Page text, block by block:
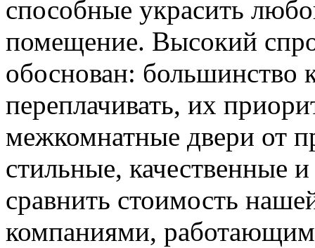
способные украсить
помещение. Высокий
обоснован: большинство
переплачивать, их
межкомнатные двери от
стильные, качественные
сравнить стоимость
компаниями,